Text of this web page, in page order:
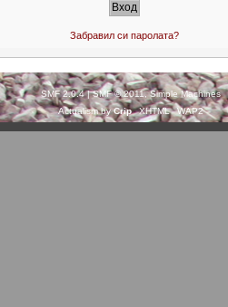
Забравил си паролата?
SMF 2.0.4|SMF © 2011,Simple Machines
Actualism byCrip XHTML WAP2